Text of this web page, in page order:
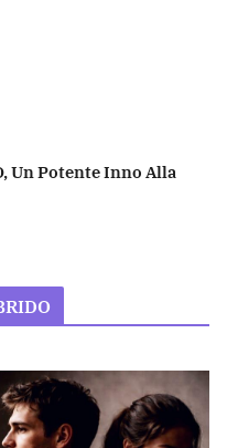
Un Potente Inno Alla